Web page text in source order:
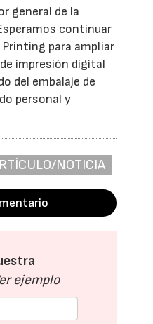
general de la
continuar
para ampliar
impresión digital
del embalaje de
personal y
NOTICIA
ejemplo